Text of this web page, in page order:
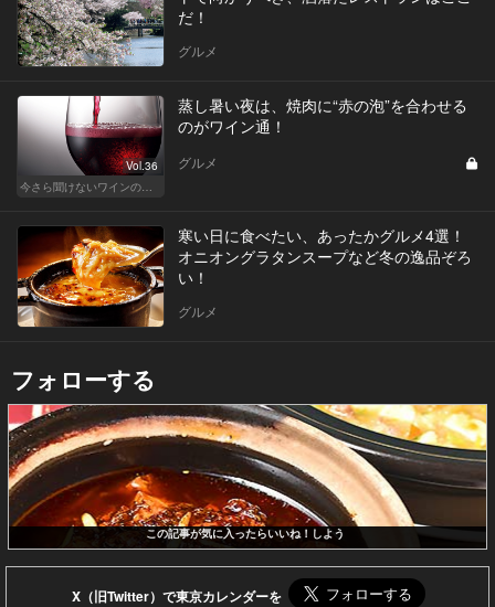
だ！
グルメ
Vol.36
今さら聞けないワインの基礎知識
蒸し暑い夜は、焼肉に“赤の泡”を合わせる
のがワイン通！
グルメ
寒い日に食べたい、あったかグルメ4選！
オニオングラタンスープなど冬の逸品ぞろ
い！
グルメ
フォローする
この記事が気に入ったらいいね！しよう
X（旧Twitter）で東京カレンダーを